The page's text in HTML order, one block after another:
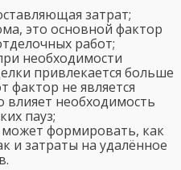
затрат;
это основной фактор
работ;
необходимости
привлекается больше
фактор не является
влияет необходимость
пауз;
формировать, как
и затраты на удалённое